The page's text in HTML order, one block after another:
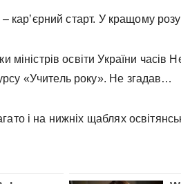
карʼєрний старт. У кращому
міністрів освіти України часів
«Учитель року». Не згадав…
і на нижніх щаблях